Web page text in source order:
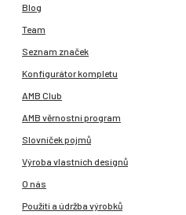
Blog
Team
Seznam značek
Konfigurátor kompletu
AMB Club
AMB věrnostní program
Slovníček pojmů
Výroba vlastních designů
O nás
Použití a údržba výrobků